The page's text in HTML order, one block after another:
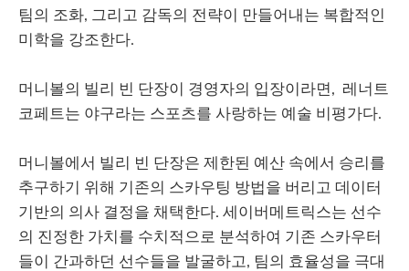
팀의 조화, 그리고 감독의 전략이 만들어내는 복합적인
미학을 강조한다.
머니볼의 빌리 빈 단장이 경영자의 입장이라면, 레너트
코페트는 야구라는 스포츠를 사랑하는 예술 비평가다.
머니볼에서 빌리 빈 단장은 제한된 예산 속에서 승리를
추구하기 위해 기존의 스카우팅 방법을 버리고 데이터
기반의 의사 결정을 채택한다. 세이버메트릭스는 선수
의 진정한 가치를 수치적으로 분석하여 기존 스카우터
들이 간과하던 선수들을 발굴하고, 팀의 효율성을 극대